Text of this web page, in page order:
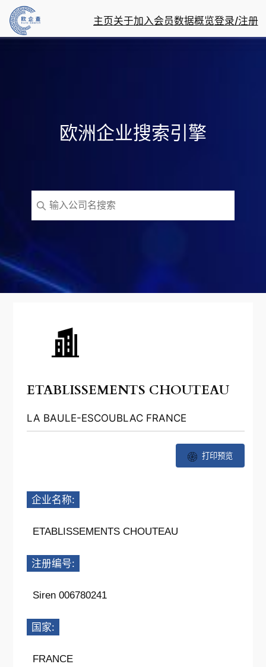
主页关于加入会员数据概览登录/注册
欧洲企业搜索引擎
ETABLISSEMENTS CHOUTEAU
LA BAULE-ESCOUBLAC FRANCE
打印预览
企业名称:
ETABLISSEMENTS CHOUTEAU
注册编号:
Siren 006780241
国家:
FRANCE